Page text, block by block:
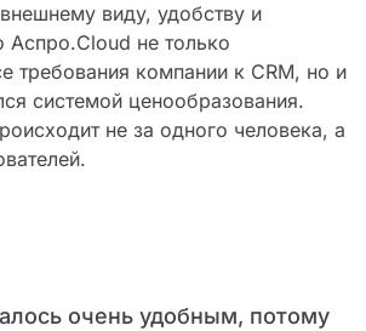
виду, удобству и
Аспро.Cloud не только
требования компании к CRM, но и
системой ценообразования.
не за одного человека, а
очень удобным, потому